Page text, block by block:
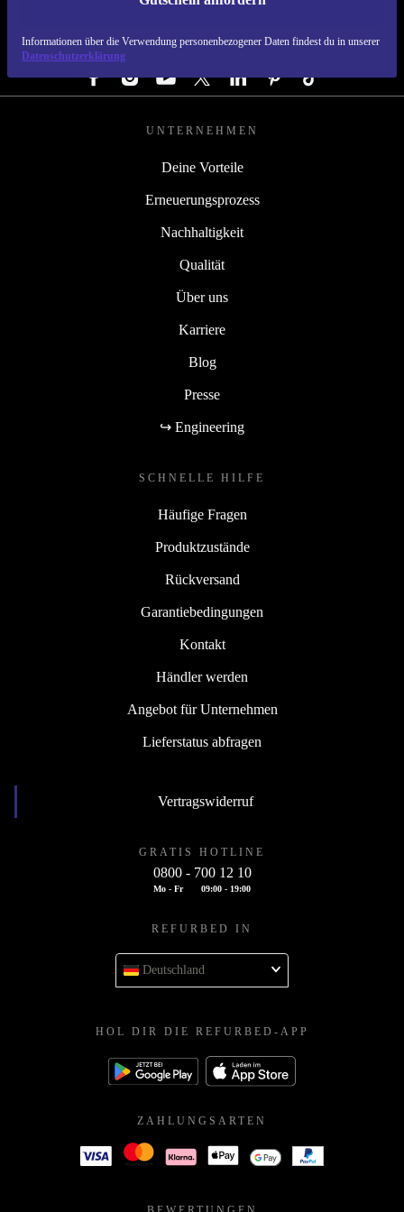
Informationen über die Verwendung personenbezogener Daten findest du in unserer
Datenschutzerklärung
REFURBED DEUTSCHLAND - RETHINK NEW.
FOLGE UNS
UNTERNEHMEN
Deine Vorteile
Erneuerungsprozess
Nachhaltigkeit
Qualität
Über uns
Karriere
Blog
Presse
↪ Engineering
SCHNELLE HILFE
Häufige Fragen
Produktzustände
Rückversand
Garantiebedingungen
Kontakt
Händler werden
Angebot für Unternehmen
Lieferstatus abfragen
Vertragswiderruf
GRATIS HOTLINE
0800 - 700 12 10
Mo - Fr 09:00 - 19:00
REFURBED IN
Deutschland
HOL DIR DIE REFURBED-APP
ZAHLUNGSARTEN